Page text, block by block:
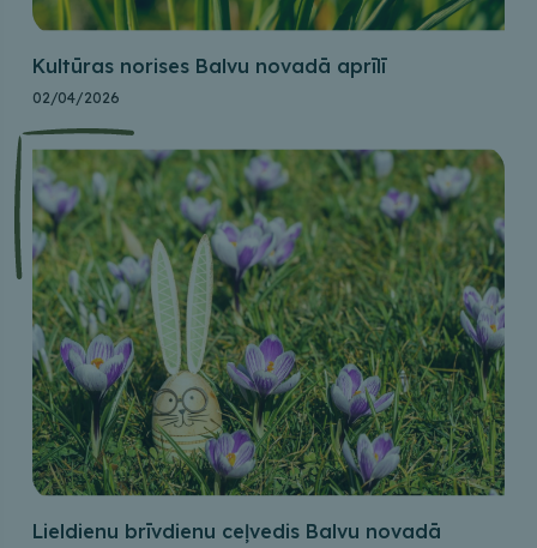
Kultūras norises Balvu novadā aprīlī
02/04/2026
Lieldienu brīvdienu ceļvedis Balvu novadā